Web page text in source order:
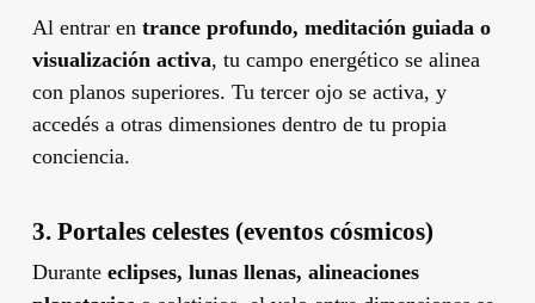
Al entrar en trance profundo, meditación guiada o
visualización activa, tu campo energético se alinea
con planos superiores. Tu tercer ojo se activa, y
accedés a otras dimensiones dentro de tu propia
conciencia.
3. Portales celestes (eventos cósmicos)
Durante eclipses, lunas llenas, alineaciones